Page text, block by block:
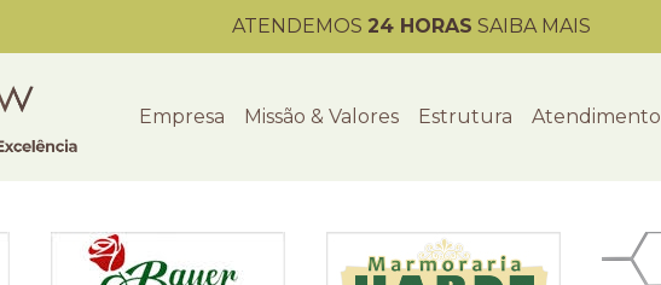
ATENDEMOS 24 HORAS SAIBA MAIS
Empresa Missão & Valores Estrutura Atendimento